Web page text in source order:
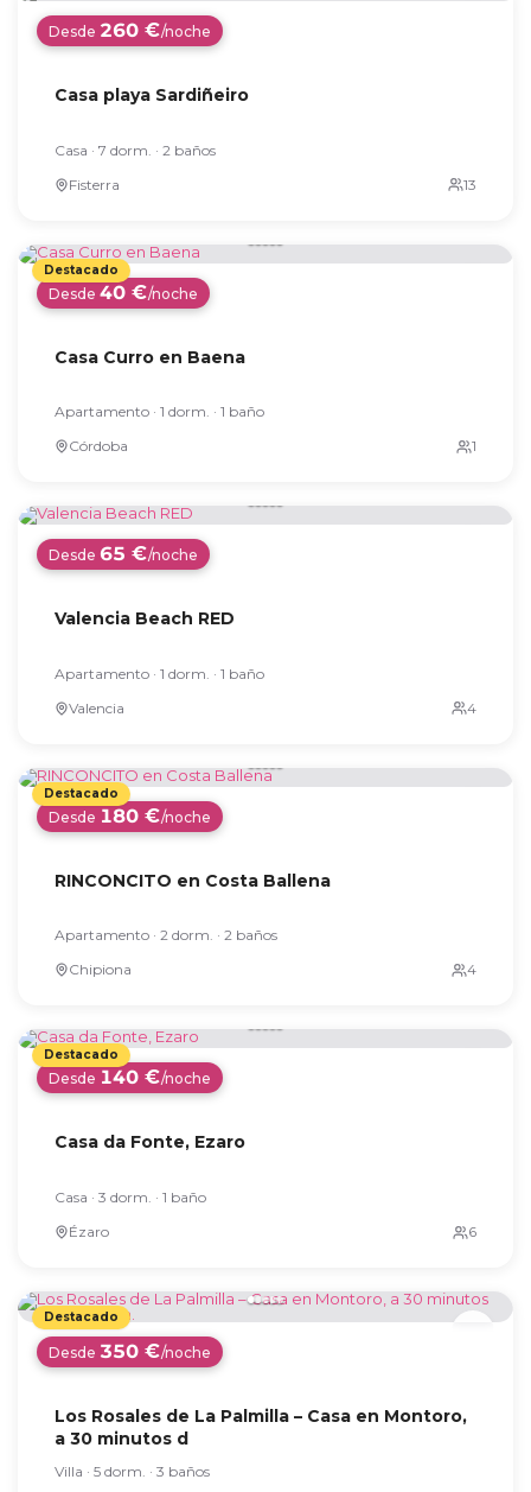
Desde 260 €/noche
Casa playa Sardiñeiro
Casa · 7 dorm. · 2 baños
Fisterra
Desde40 €/noche
Casa Curro en Baena
Apartamento · 1 dorm. · 1 baño
Córdoba
Desde65 €/noche
Valencia Beach RED
Apartamento · 1 dorm. · 1 baño
Valencia
Desde 180 €/noche
RINCONCITO en Costa Ballena
Apartamento · 2 dorm. · 2 baños
Chipiona
Desde 140 €/noche
Casa da Fonte, Ezaro
Casa · 3 dorm. · 1 baño
Ézaro
Desde 350 €/noche
Los Rosales de La Palmilla – Casa en Montoro,
a 30 minutos d
Villa · 5 dorm. · 3 baños